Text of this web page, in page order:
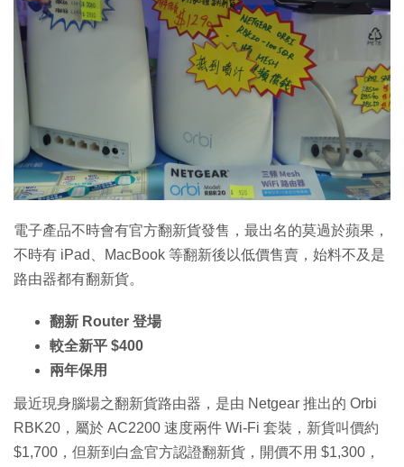
生成式AI與雲端應用
Enterprise Digital Transformation
特集
電子產品不時會有官方翻新貨發售，最出名的莫過於蘋果，
不時有 iPad、MacBook 等翻新後以低價售賣，始料不及是
路由器都有翻新貨。
翻新 Router 登場
較全新平 $400
兩年保用
最近現身腦場之翻新貨路由器，是由 Netgear 推出的 Orbi
RBK20，屬於 AC2200 速度兩件 Wi-Fi 套裝，新貨叫價約
$1,700，但新到白盒官方認證翻新貨，開價不用 $1,300，